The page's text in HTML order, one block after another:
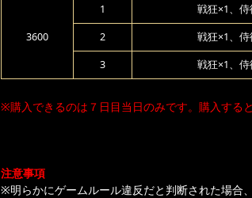
3600
1 戦狂×1、
2 戦狂×1、
3 戦狂×1、
※購入できるのは７日目当日のみです。購入する
注意事項
※明らかにゲームルール違反だと判断された場合